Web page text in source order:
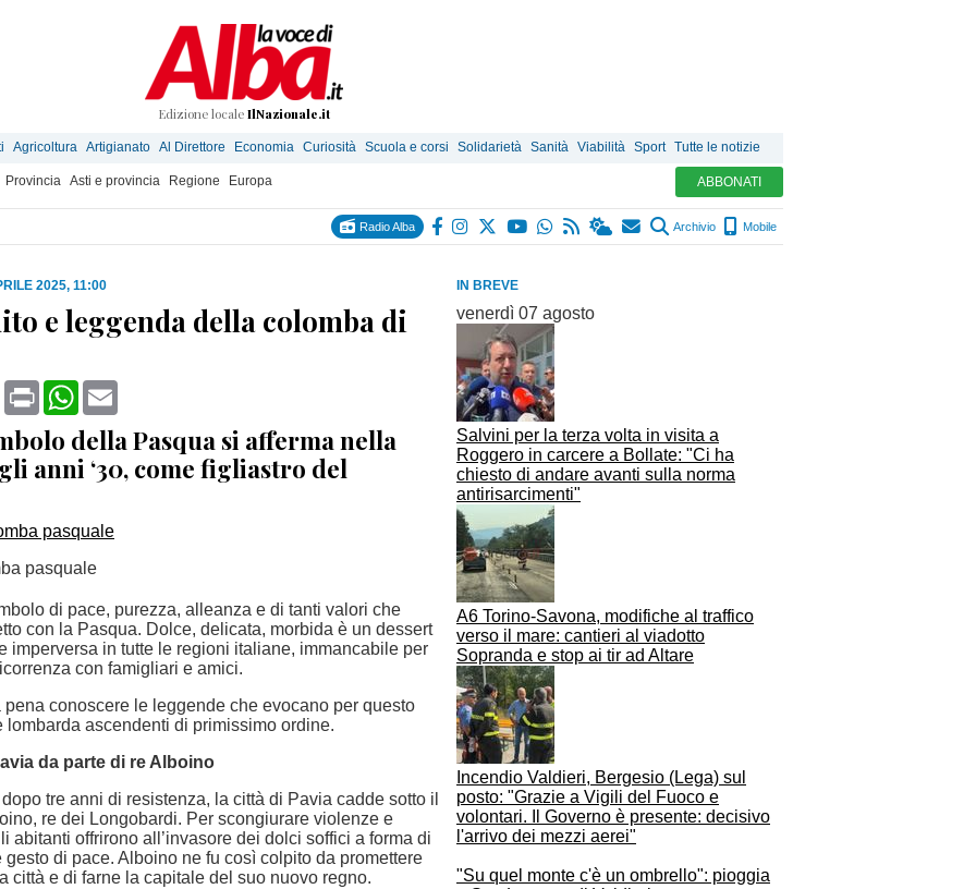
Edizione locale IlNazionale.it
Agricoltura Artigianato Al Direttore Economia Curiosità Scuola e corsi Solidarietà Sanità Viabilità Sport Tutte le notizie
Provincia Asti e provincia Regione Europa ABBONATI
Radio Alba Archivio Mobile
IN BREVE
venerdì 07 agosto
Salvini per la terza volta in visita a
Roggero in carcere a Bollate: "Ci ha
chiesto di andare avanti sulla norma
antirisarcimenti"
A6 Torino-Savona, modifiche al traffico
verso il mare: cantieri al viadotto
Sopranda e stop ai tir ad Altare
Incendio Valdieri, Bergesio (Lega) sul
posto: "Grazie a Vigili del Fuoco e
volontari. Il Governo è presente: decisivo
l'arrivo dei mezzi aerei"
"Su quel monte c'è un ombrello": pioggia
2025, 11:00
e leggenda della colomba di
X Print WhatsApp
della Pasqua si afferma nella
anni ‘30, come figliastro del
pasquale
di pace, purezza, alleanza e di tanti valori che
con la Pasqua. Dolce, delicata, morbida è un dessert
imperversa in tutte le regioni italiane, immancabile per
con famigliari e amici.
conoscere le leggende che evocano per questo
lombarda ascendenti di primissimo ordine.
da parte di re Alboino
tre anni di resistenza, la città di Pavia cadde sotto il
re dei Longobardi. Per scongiurare violenze e
abitanti offrirono all’invasore dei dolci soffici a forma di
gesto di pace. Alboino ne fu così colpito da promettere
città e di farne la capitale del suo nuovo regno.